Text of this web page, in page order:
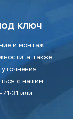
ключ
и монтаж
а также
уточнения
с нашим
31 или